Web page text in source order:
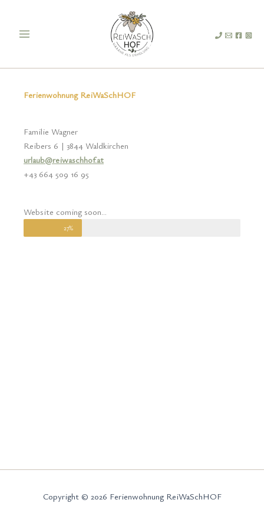
springenMenu
Ferienwohnung ReiWaSchHOF
Familie Wagner
Reibers 6 | 3844 Waldkirchen
urlaub@reiwaschhof.at
+43 664 509 16 95
Website coming soon...
27%
Copyright © 2026 Ferienwohnung ReiWaSchHOF